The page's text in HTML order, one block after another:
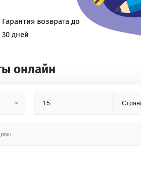
Гарантия возврата до
30 дней
онлайн